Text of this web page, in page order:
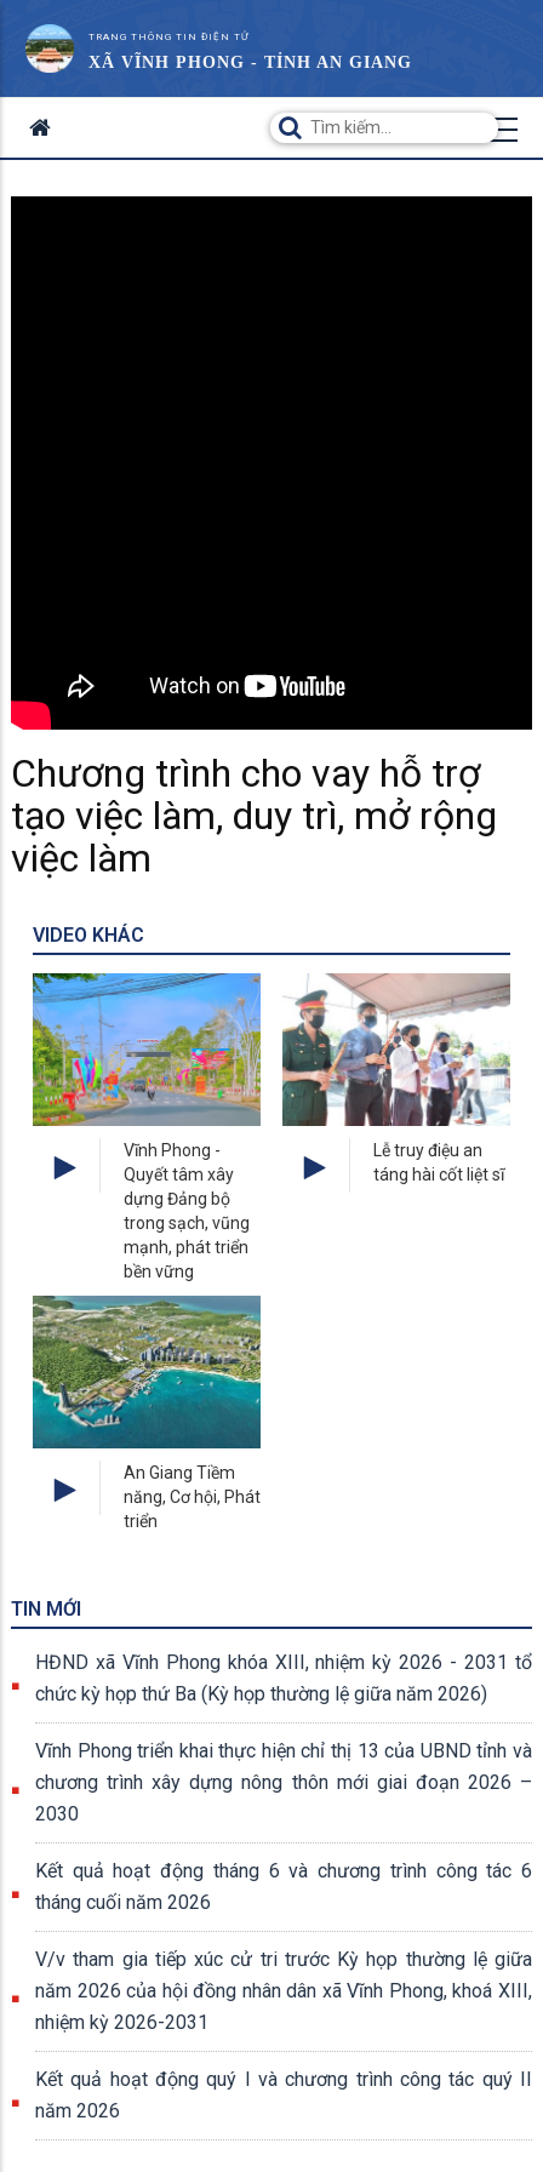
TRANG THÔNG TIN ĐIỆN TỬ
XÃ VĨNH PHONG - TỈNH AN GIANG
Chương trình cho vay hỗ trợ
tạo việc làm, duy trì, mở rộng
việc làm
VIDEO KHÁC
Vĩnh Phong -
Quyết tâm xây
dựng Đảng bộ
trong sạch, vũng
mạnh, phát triển
bền vững
Lễ truy điệu an
táng hài cốt liệt sĩ
An Giang Tiềm
năng, Cơ hội, Phát
triển
TIN MỚI
HĐND xã Vĩnh Phong khóa XIII, nhiệm kỳ 2026 - 2031 tổ
chức kỳ họp thứ Ba (Kỳ họp thường lệ giữa năm 2026)
Vĩnh Phong triển khai thực hiện chỉ thị 13 của UBND tỉnh và
chương trình xây dựng nông thôn mới giai đoạn 2026 –
2030
Kết quả hoạt động tháng 6 và chương trình công tác 6
tháng cuối năm 2026
V/v tham gia tiếp xúc cử tri trước Kỳ họp thường lệ giữa
năm 2026 của hội đồng nhân dân xã Vĩnh Phong, khoá XIII,
nhiệm kỳ 2026-2031
Kết quả hoạt động quý I và chương trình công tác quý II
năm 2026